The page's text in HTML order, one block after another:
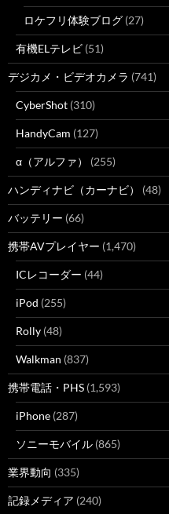
ロケフリ体験ブログ (27)
有機ELテレビ (51)
デジカメ・ビデオカメラ (741)
CyberShot (310)
HandyCam (127)
α（アルファ） (255)
ハンディナビ（カーナビ） (48)
バッテリー (66)
携帯AVプレイヤー (1,470)
ICレコーダー (44)
iPod (255)
Rolly (48)
Walkman (837)
携帯電話・PHS (1,593)
iPhone (287)
ソニーモバイル (865)
業界動向 (335)
記録メディア (240)